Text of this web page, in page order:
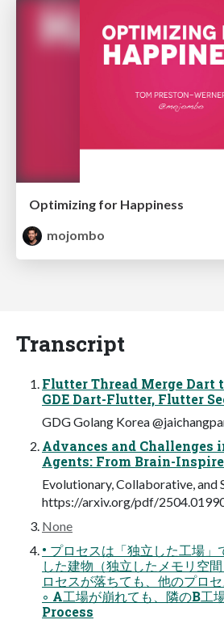
Optimizing for Happiness
mojombo
Transcript
Flutter Thread Merge Dart
GDE Dart-Flutter, Flutter
GDG Golang Korea
Advances and Challenges
Agents: From Brain-
Evolutionary, Collaborative, and
https://arxiv.org/pdf/
None
• プロセスは「独立した工場」
した建物（独立したメモリ空
ロセスが落ちても、他のプロセ
◦ A工場が崩れても、隣のB工
Process